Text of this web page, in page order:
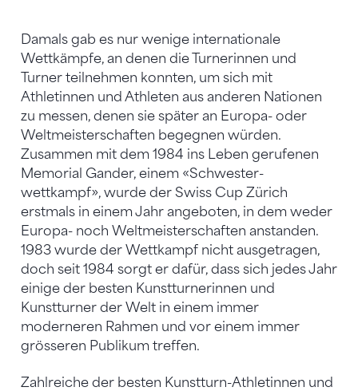
Damals gab es nur wenige internationale
Wettkämpfe, an denen die Turnerinnen und
Turner teilnehmen konnten, um sich mit
Athletinnen und Athleten aus anderen Nationen
zu messen, denen sie später an Europa- oder
Weltmeisterschaften begegnen würden.
Zusammen mit dem 1984 ins Leben gerufenen
Memorial Gander, einem «Schwester­
wettkampf», wurde der Swiss Cup Zürich
erstmals in einem Jahr angeboten, in dem weder
Europa- noch Weltmeisterschaften anstanden.
1983 wurde der Wettkampf nicht ausgetragen,
doch seit 1984 sorgt er dafür, dass sich jedes Jahr
einige der besten Kunstturnerinnen und
Kunstturner der Welt in einem immer
moderneren Rahmen und vor einem immer
grösseren Publikum treffen.
Zahlreiche der besten Kunstturn-Athletinnen und